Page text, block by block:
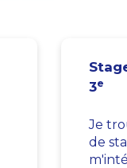
3e
Je
de